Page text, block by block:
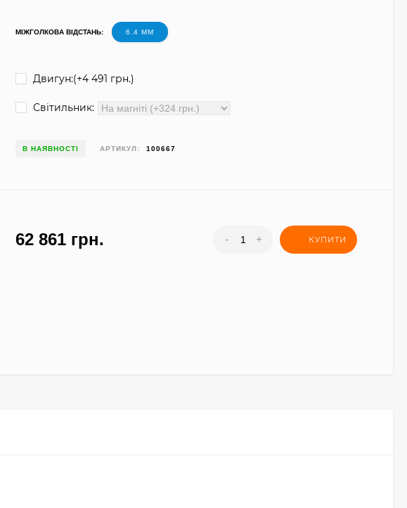
МІЖГОЛКОВА ВІДСТАНЬ: 6.4 ММ
Двигун:(+4 491 грн.)
Світильник:
В НАЯВНОСТІ АРТИКУЛ: 100667
62 861 грн. - + КУПИТИ